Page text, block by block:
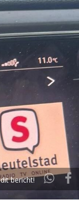
dit bericht!